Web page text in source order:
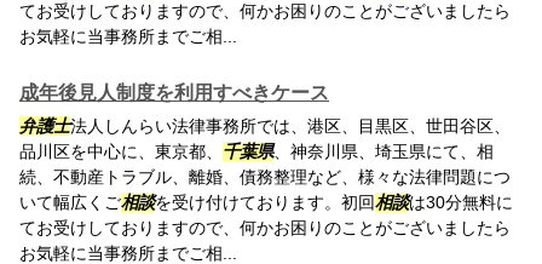
てお受けしておりますので、何かお困りのことがございましたら
お気軽に当事務所までご相...
成年後見人制度を利用すべきケース
弁護士法人しんらい法律事務所では、港区、目黒区、世田谷区、
品川区を中心に、東京都、 千葉県、神奈川県、埼玉県にて、相
続、不動産トラブル、離婚、債務整理など、様々な法律問題につ
いて幅広くご相談を受け付けております。初回相談は30分無料に
てお受けしておりますので、何かお困りのことがございましたら
お気軽に当事務所までご相...